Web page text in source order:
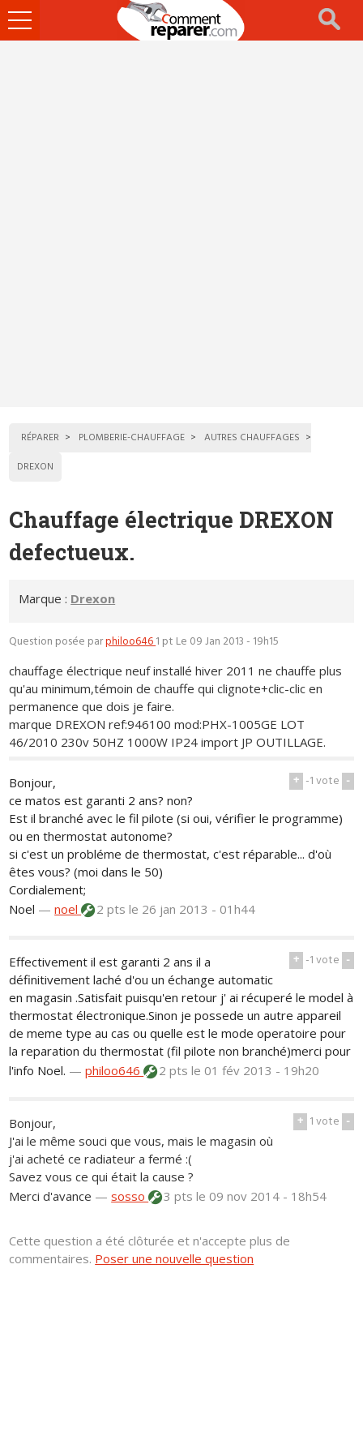
Ouvrir
le
RÉPARER PLOMBERIE-CHAUFFAGE
AUTRES CHAUFFAGES
DREXON
Chauffage électrique DREXON
defectueux.
Marque : Drexon
Question posée parphiloo6461 pt Le 09 Jan 2013 - 19h15
chauffage électrique neuf installé hiver 2011 ne chauffe plus
qu'au minimum,témoin de chauffe qui clignote+clic-clic en
permanence que dois je faire.
marque DREXON ref:946100 mod:PHX-1005GE LOT
46/2010 230v 50HZ 1000W IP24 import JP OUTILLAGE.
+ -1vote -
Bonjour,
ce matos est garanti 2 ans? non?
Est il branché avec le fil pilote (si oui, vérifier le programme)
ou en thermostat autonome?
si c'est un probléme de thermostat, c'est réparable... d'où
êtes vous? (moi dans le 50)
Cordialement;
Noel —noel 2 ptsle 26 jan 2013 - 01h44
+ -1vote -
Effectivement il est garanti 2 ans il a
définitivement laché d'ou un échange automatic
en magasin .Satisfait puisqu'en retour j' ai récuperé le model à
thermostat électronique.Sinon je possede un autre appareil
de meme type au cas ou quelle est le mode operatoire pour
la reparation du thermostat (fil pilote non branché)merci pour
l'info Noel. —philoo646 2 ptsle 01 fév 2013 - 19h20
+ 1vote -
Bonjour,
J'ai le même souci que vous, mais le magasin où
j'ai acheté ce radiateur a fermé :(
Savez vous ce qui était la cause ?
Merci d'avance —sosso 3 ptsle 09 nov 2014 - 18h54
Cette question a été clôturée et n'accepte plus de
commentaires. Poser une nouvelle question